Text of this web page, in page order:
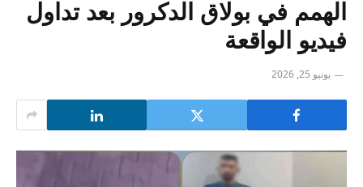
الهمم في بولاق الدكرور بعد تداول
فيديو الواقعة
يونيو 25, 2026